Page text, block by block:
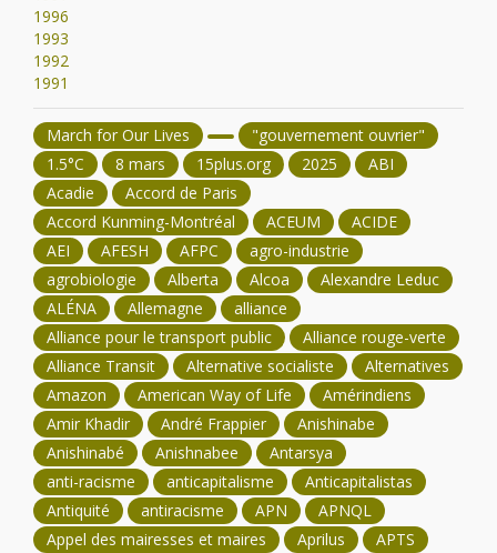
1996
1993
1992
1991
March for Our Lives
"gouvernement ouvrier"
1.5°C
8 mars 15plus.org 2025
ABI
Acadie
Accord de Paris
Accord Kunming-Montréal
ACEUM
ACIDE
AEI
AFESH AFPC
agro-industrie
agrobiologie
Alberta Alcoa
Alexandre Leduc
ALÉNA
Allemagne
alliance
Alliance pour le transport public
Alliance rouge-verte
Alliance Transit
Alternative socialiste
Alternatives
Amazon
American Way of Life
Amérindiens
Amir Khadir
André Frappier
Anishinabe
Anishinabé
Anishnabee
Antarsya
anti-racisme
anticapitalisme
Anticapitalistas
Antiquité
antiracisme APN
APNQL
Appel des mairesses et maires
Aprilus APTS